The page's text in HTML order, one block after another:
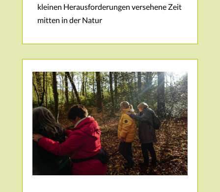
kleinen Herausforderungen versehene Zeit
mitten in der Natur